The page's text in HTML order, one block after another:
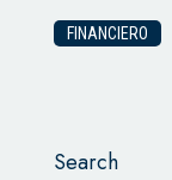
FINANCIERO
Search